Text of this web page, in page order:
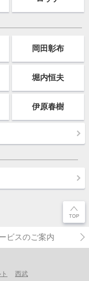
岡田彰布
堀内恒夫
伊原春樹
ビスのご案内
西武